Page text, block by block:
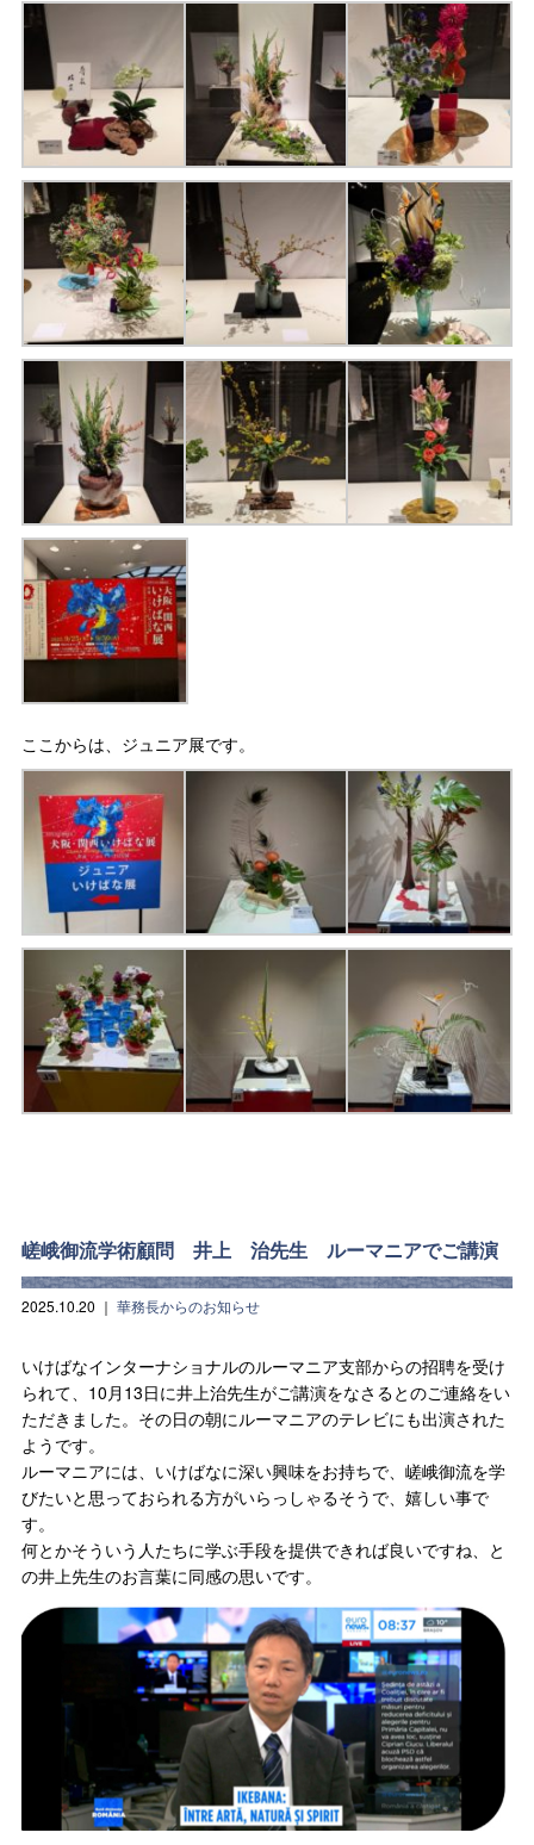
ここからは、ジュニア展です。
嵯峨御流学術顧問 井上 治先生 ルーマニアでご講演
2025.10.20 ｜ 華務長からのお知らせ
いけばなインターナショナルのルーマニア支部からの招聘を受け
られて、10月13日に井上治先生がご講演をなさるとのご連絡をい
ただきました。その日の朝にルーマニアのテレビにも出演された
ようです。
ルーマニアには、いけばなに深い興味をお持ちで、嵯峨御流を学
びたいと思っておられる方がいらっしゃるそうで、嬉しい事で
す。
何とかそういう人たちに学ぶ手段を提供できれば良いですね、と
の井上先生のお言葉に同感の思いです。